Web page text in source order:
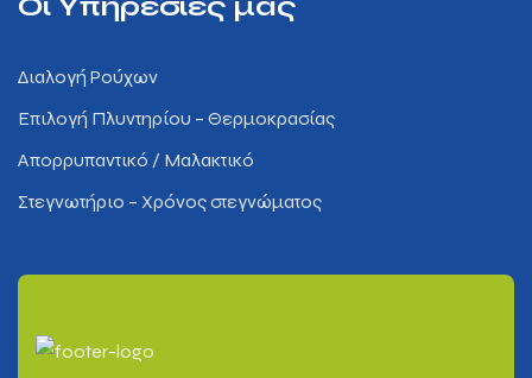
Διαλογή Ρούχων
Επιλογή Πλυντηρίου – Θερμοκρασίας
Απορρυπαντικό / Μαλακτικό
Στεγνωτήριο – Χρόνος στεγνώματος